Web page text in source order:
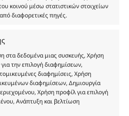
κοινού μέσω στατιστικών στοιχείων
διαφορετικές πηγές.
στα δεδομένα μιας συσκευής, Χρήση
την επιλογή διαφημίσεων,
διαφημίσεις, Χρήση
διαφημίσεων, Δημιουργία
Χρήση προφίλ για επιλογή
Ανάπτυξη και βελτίωση
αναφαίρετη και
ιδιοκτησία των
δικαιώματα.